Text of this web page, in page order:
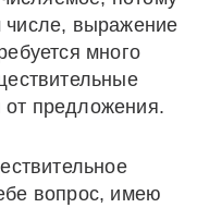
числе, выражение
много
предложения.
вопрос, имею